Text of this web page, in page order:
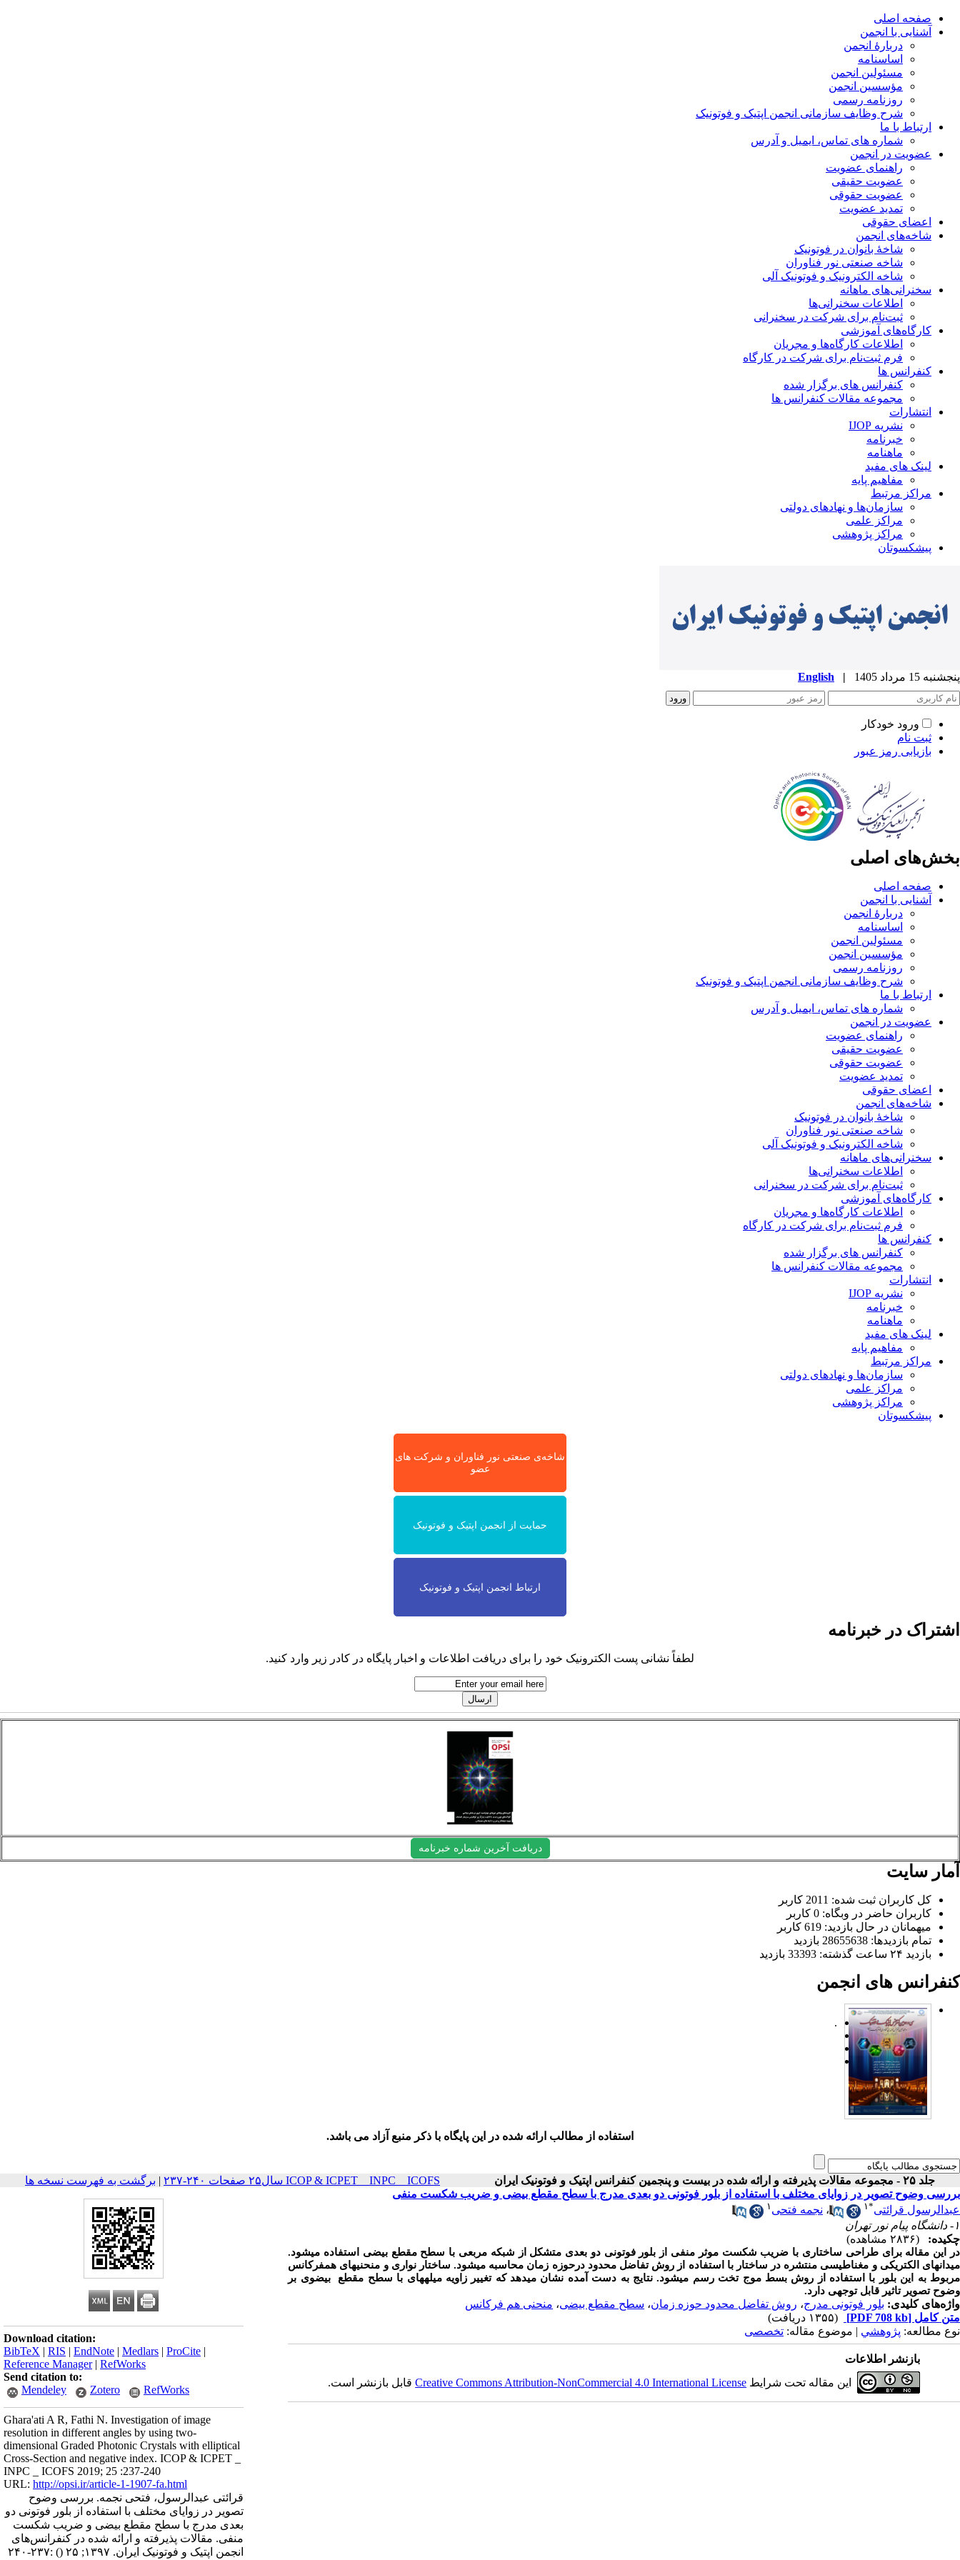
صفحه اصلی
آشنایی با انجمن
دربارۀ انجمن
اساسنامه
مسئولین انجمن
مؤسسین انجمن
روزنامه رسمی
شرح وظایف سازمانی انجمن اپتیک و فوتونیک
ارتباط با ما
شماره های تماس، ایمیل و آدرس
عضویت در انجمن
راهنمای عضویت
عضویت حقیقی
عضویت حقوقی
تمدید عضویت
اعضای حقوقی
شاخه‌های انجمن
شاخۀ بانوان در فوتونیک
شاخه صنعتی نور فناوران
شاخه‌ الکترونیک و فوتونیک آلی
سخنرانی‌های ماهانه
اطلاعات سخنرانی‌‌ها
ثبت‌نام برای شرکت در سخنرانی
کارگاه‌های آموزشی
اطلاعات کارگاه‌ها و مجریان
فرم ثبت‌نام برای شرکت در کارگاه
کنفرانس ها
کنفرانس های برگزار شده
مجموعه مقالات کنفرانس ها
انتشارات
نشریه IJOP
خبرنامه
ماهنامه
لینک های مفید
مفاهیم پایه
مراکز مرتبط
سازمان‌ها و نهادهای دولتی
مراکز علمی
مراکز پژوهشی
پیشکسوتان
پنجشنبه 15 مرداد 1405 |
English
ورود خودکار
ثبت نام
بازیابی رمز عبور
بخش‌های اصلی
صفحه اصلی
آشنایی با انجمن
دربارۀ انجمن
اساسنامه
مسئولین انجمن
مؤسسین انجمن
روزنامه رسمی
شرح وظایف سازمانی انجمن اپتیک و فوتونیک
ارتباط با ما
شماره های تماس، ایمیل و آدرس
عضویت در انجمن
راهنمای عضویت
عضویت حقیقی
عضویت حقوقی
تمدید عضویت
اعضای حقوقی
شاخه‌های انجمن
شاخۀ بانوان در فوتونیک
شاخه صنعتی نور فناوران
شاخه‌ الکترونیک و فوتونیک آلی
سخنرانی‌های ماهانه
اطلاعات سخنرانی‌‌ها
ثبت‌نام برای شرکت در سخنرانی
کارگاه‌های آموزشی
اطلاعات کارگاه‌ها و مجریان
فرم ثبت‌نام برای شرکت در کارگاه
کنفرانس ها
کنفرانس های برگزار شده
مجموعه مقالات کنفرانس ها
انتشارات
نشریه IJOP
خبرنامه
ماهنامه
لینک های مفید
مفاهیم پایه
مراکز مرتبط
سازمان‌ها و نهادهای دولتی
مراکز علمی
مراکز پژوهشی
پیشکسوتان
شاخه‌ی صنعتی نور فناوران و شرکت های
عضو
حمایت از انجمن اپتیک و فوتونیک
ارتباط انجمن اپتیک و فوتونیک
اشتراک در خبرنامه
لطفاً نشانی پست الکترونیک خود را برای دریافت اطلاعات و اخبار پایگاه در کادر زیر وارد کنید.
دریافت آخرین شماره خبرنامه
آمار سایت
کل کاربران ثبت شده: 2011 کاربر
کاربران حاضر در وبگاه: 0 کاربر
میهمانان در حال بازدید: 619 کاربر
تمام بازدید‌ها: 28655638 بازدید
بازدید ۲۴ ساعت گذشته: 33393 بازدید
کنفرانس های انجمن
.
استفاده از مطالب ارائه شده در این پایگاه با ذکر منبع آزاد می باشد.
جلد ۲۵ - مجموعه مقالات پذیرفته و ارائه شده در بیست و پنجمین کنفرانس اپتیک و فوتونیک ایران ICOP & ICPET _ INPC _ ICOFS سال۲۵ صفحات ۲۴۰-۲۳۷ | برگشت به فهرست نسخه ها
Download citation:
BibTeX | RIS | EndNote | Medlars | ProCite |
Reference Manager| RefWorks
Send citation to:
Mendeley
Zotero RefWorks
Ghara'ati A R, Fathi N. Investigation of image
resolution in different angles by using two-
dimensional Graded Photonic Crystals with elliptical
Cross-Section and negative index. ICOP & ICPET _
INPC _ ICOFS 2019; 25 :237-240
URL: http://opsi.ir/article-1-1907-fa.html
قرائتی عبدالرسول، فتحی نجمه. بررسی وضوح
تصویر در زوایای مختلف با استفاده از بلور فوتونی دو
بعدی مدرج با سطح مقطع بیضی و ضریب شکست
منفی. مقالات پذیرفته و ارائه شده در کنفرانس‌های
انجمن اپتیک و فوتونیک ایران. ۱۳۹۷; ۲۵
() :۲۳۷-۲۴۰
بررسی وضوح تصویر در زوایای مختلف با استفاده از بلور فوتونی دو بعدی مدرج با سطح مقطع بیضی و ضریب شکست منفی
عبدالرسول قرائتی*۱ ، نجمه فتحی ۱
۱- دانشگاه پیام نور تهران
چکیده:
(۲۸۳۶ مشاهده)
در این مقاله برای طراحی ساختاری با ضریب شکست موثر منفی از بلور فوتونی دو بعدی متشکل از شبکه مربعی با سطح مقطع بیضی استفاده می­شود.
میدان­های الکتریکی و مغناطیسی منتشره در ساختار با استفاده از روش تفاضل محدود درحوزه زمان محاسبه می­شود. ساختار نواری و منحنی­های هم­فرکانس
مربوط به این بلور با استفاده از روش بسط موج تخت رسم می­شود. نتایج به دست آمده نشان می­دهد که تغییر زاویه میله­های با سطح مقطع بیضوی بر
وضوح تصویر تاثیر قابل توجهی دارد.
واژه‌های کلیدی: بلور فوتونی مدرج، روش تفاضل محدود حوزه زمان، سطح مقطع بیضی، منحنی هم فرکانس
متن کامل [PDF 708 kb]
(۱۳۵۵ دریافت)
نوع مطالعه: پژوهشي | موضوع مقاله: تخصصی
بازنشر اطلاعات
این مقاله تحت شرایط Creative Commons Attribution-NonCommercial 4.0 International Licenseقابل بازنشر است.